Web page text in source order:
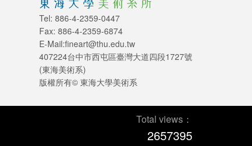
Tel: 886-4-2359-0447
Fax: 886-4-2359-6874
E-Mail:fineart@thu.edu.tw
407224台中市西屯區臺灣大道四段1727號
(東海美術系)
版權所有© 東海大學美術系
Total views：
2657395